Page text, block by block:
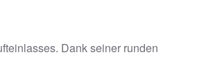
Dank seiner runden